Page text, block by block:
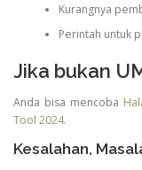
Kurangnya
Perintah untuk
Jika bukan
Anda bisa mencoba
Tool 2024.
Kesalahan,